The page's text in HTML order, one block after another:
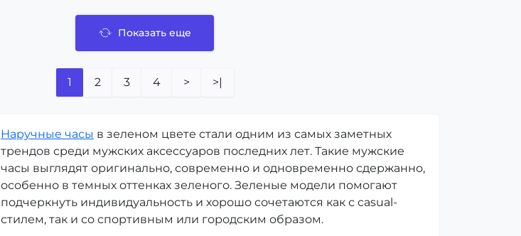
Показать еще
1 2 3 4 > >|
Наручные часы в зеленом цвете стали одним из самых заметных
трендов среди мужских аксессуаров последних лет. Такие мужские
часы выглядят оригинально, современно и одновременно сдержанно,
особенно в темных оттенках зеленого. Зеленые модели помогают
подчеркнуть индивидуальность и хорошо сочетаются как с casual-
стилем, так и со спортивным или городским образом.